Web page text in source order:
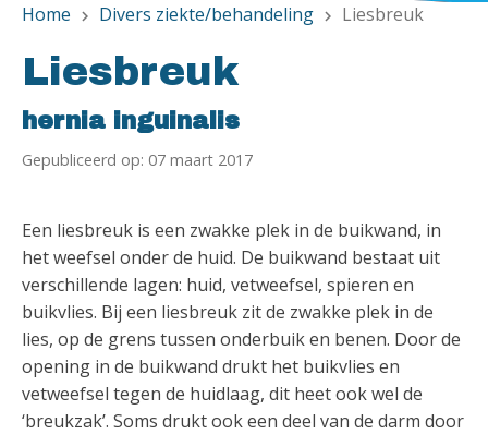
Home chevron_right Divers ziekte/behandeling chevron_right Liesbreuk
Liesbreuk
hernia inguinalis
Gepubliceerd op: 07 maart 2017
Een liesbreuk is een zwakke plek in de buikwand, in
het weefsel onder de huid. De buikwand bestaat uit
verschillende lagen: huid, vetweefsel, spieren en
buikvlies. Bij een liesbreuk zit de zwakke plek in de
lies, op de grens tussen onderbuik en benen. Door de
opening in de buikwand drukt het buikvlies en
vetweefsel tegen de huidlaag, dit heet ook wel de
‘breukzak’. Soms drukt ook een deel van de darm door